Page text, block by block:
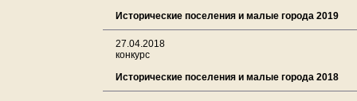
Исторические поселения и малые города 2019
27.04.2018
конкурс
Исторические поселения и малые города 2018